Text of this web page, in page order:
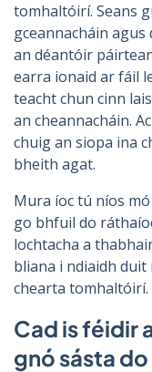
tomhaltóirí. Seans
gceannacháin
an déantóir
earra ionaid ar fáil
teacht chun cinn
an cheannacháin.
chuig an siopa ina
bheith agat.
Mura íoc tú níos
go bhfuil do
lochtacha a
bliana i ndiaidh duit
chearta tomhaltóirí.
Cad is féidir
gnó sásta